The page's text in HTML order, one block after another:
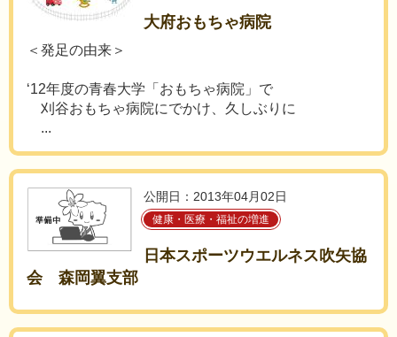
大府おもちゃ病院
＜発足の由来＞
‘12年度の青春大学「おもちゃ病院」で
刈谷おもちゃ病院にでかけ、久しぶりに
...
公開日：2013年04月02日
健康・医療・福祉の増進
日本スポーツウエルネス吹矢協
会 森岡翼支部